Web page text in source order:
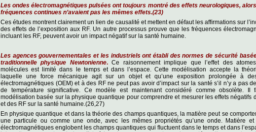
Les ondes électromagnétiques pulsées ont toujours montré des effets neurologiques,
fréquences continues n’avaient pas les mêmes effets.(23)
Ces études montrent clairement un lien de causalité et mettent en défaut les afﬁrmations sur
des effets de l’exposition aux RF. Un autre processus prouve que les fréquences
incluant les RF, peuvent avoir un impact négatif sur la santé humaine.
Les agences gouvernementales et les industriels ont établi des normes de sécurité
traditionnelle physique Newtonienne.Ce raisonnement implique que l’effet des
molécules est limité dans le temps et dans l’espace. Cette modélisation accepte la
laquelle une force mécanique agit sur un objet et qu’une exposition prolongée à
électromagnétiques (OEM) et à des RF ne peut pas avoir d’impact sur la santé s’il n’y a pas
de température signiﬁcative. Ce modèle est maintenant considéré comme obsolète. Il
modélisation basée sur la physique quantique pour comprendre et mesurer les effets négatifs
et des RF sur la santé humaine.(26,27)
En physique quantique et dans la théorie des champs quantiques, la matière peut se
une particule ou comme une onde, avec les mêmes propriétés qu’une onde. Matière et
électromagnétiques englobent les champs quantiques qui ﬂuctuent dans le temps et dans